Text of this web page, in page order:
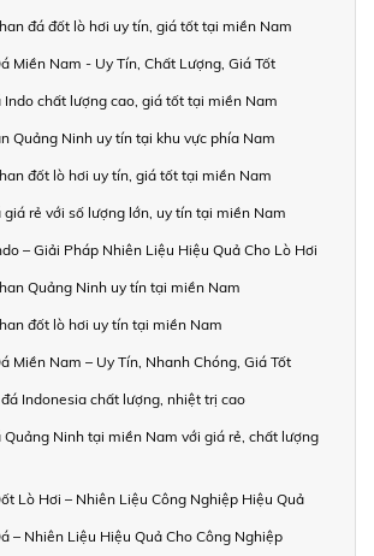
đá đốt lò hơi uy tín, giá tốt tại miền Nam
Miền Nam - Uy Tín, Chất Lượng, Giá Tốt
Indo chất lượng cao, giá tốt tại miền Nam
Quảng Ninh uy tín tại khu vực phía Nam
đốt lò hơi uy tín, giá tốt tại miền Nam
giá rẻ với số lượng lớn, uy tín tại miền Nam
– Giải Pháp Nhiên Liệu Hiệu Quả Cho Lò Hơi
Quảng Ninh uy tín tại miền Nam
đốt lò hơi uy tín tại miền Nam
Miền Nam – Uy Tín, Nhanh Chóng, Giá Tốt
Indonesia chất lượng, nhiệt trị cao
Quảng Ninh tại miền Nam với giá rẻ, chất lượng
Lò Hơi – Nhiên Liệu Công Nghiệp Hiệu Quả
– Nhiên Liệu Hiệu Quả Cho Công Nghiệp